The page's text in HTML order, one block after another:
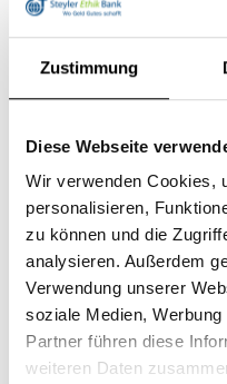
Zustimmung
Diese Webseite
Wir verwenden Cookies,
personalisieren,
zu können und die
analysieren. Außerdem
Verwendung unserer
soziale Medien,
Partner führen diese
weiteren Daten
der Steyler Ethik
Grundsätze
längerem in der
zum Beispiel um
militärischer
Waffenproduzenten
auszuschließen.
Gentechnik wird neu
Kernenergie ist,
Brennstoffe helfen